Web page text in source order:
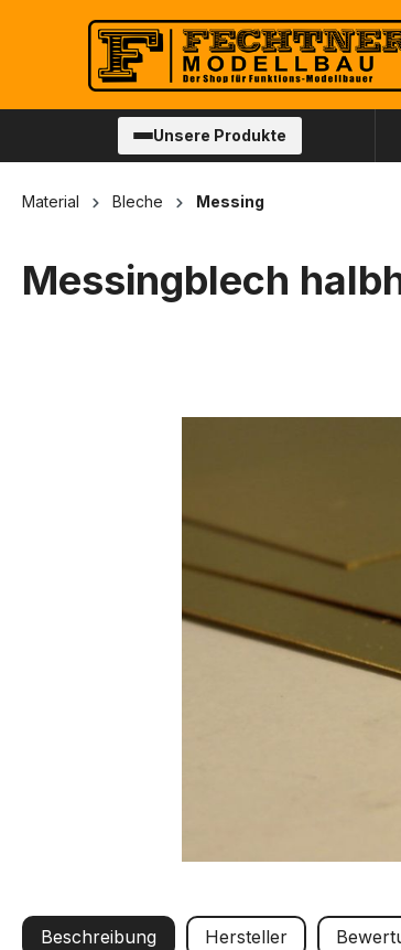
Zur Hauptnavigation springen
Unsere Produkte
Material Bleche Messing
Messingblech
Beschreibung Hersteller